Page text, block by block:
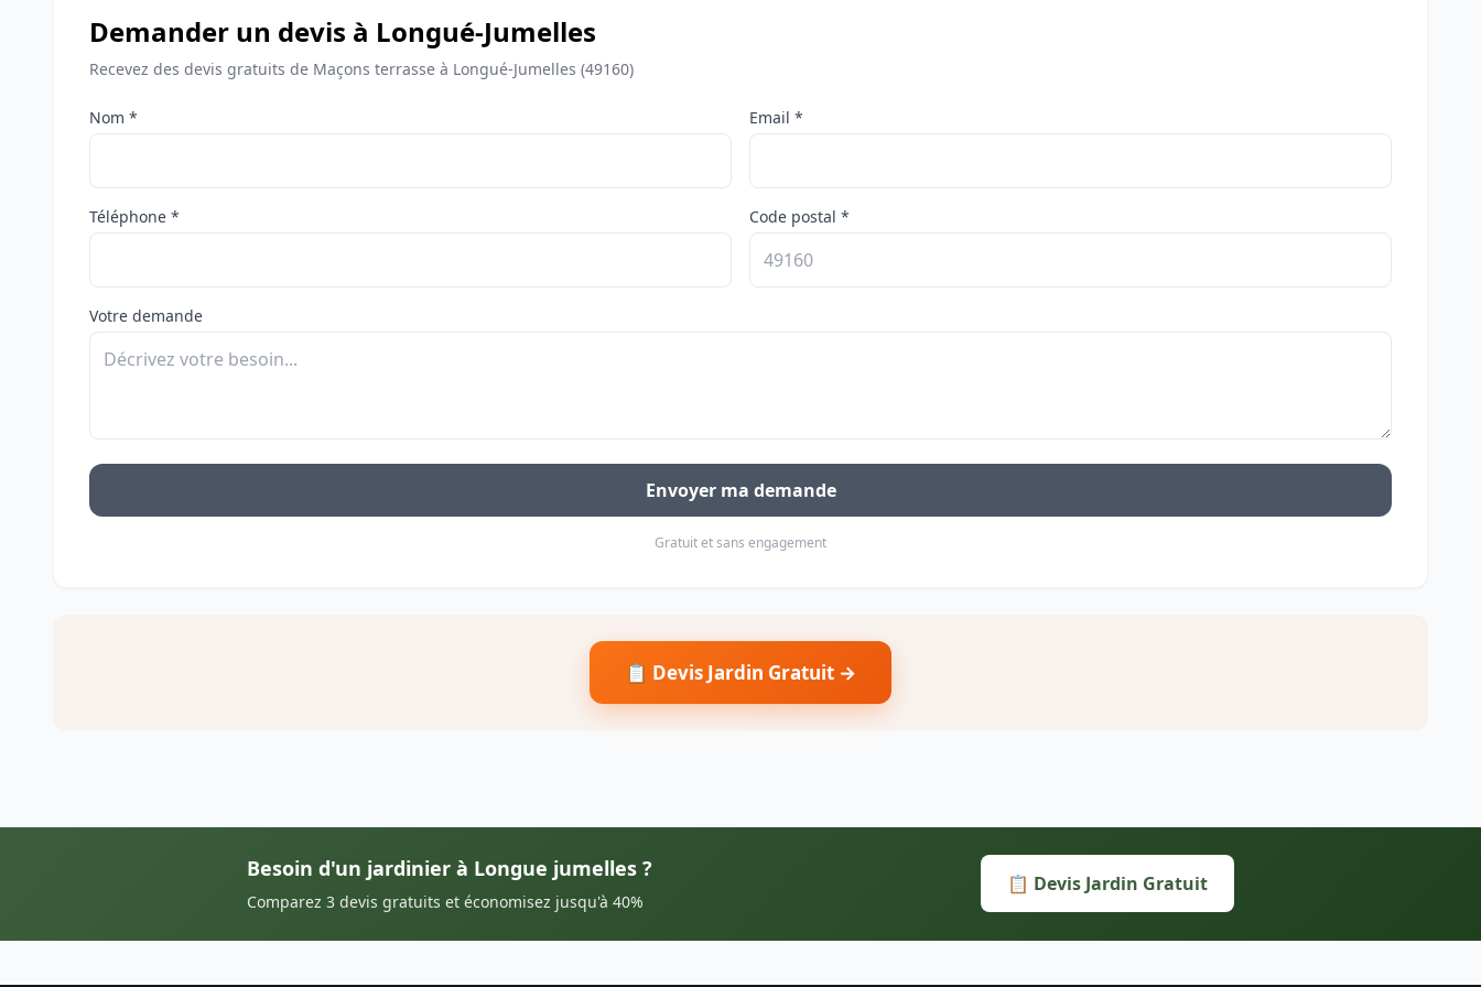
Demander un devis à Longué-Jumelles
Recevez des devis gratuits de Maçons terrasse à Longué-Jumelles (49160)
Nom * Email *
Téléphone * Code postal *
Votre demande
Envoyer ma demande
Gratuit et sans engagement
📋 Devis Jardin Gratuit →
Besoin d'un jardinier à Longue jumelles ?
Comparez 3 devis gratuits et économisez jusqu'à 40%
📋 Devis Jardin Gratuit